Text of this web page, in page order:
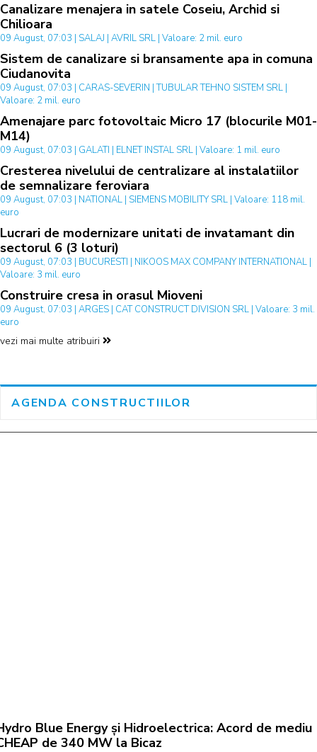
Canalizare menajera in satele Coseiu, Archid si
Chilioara
09 August, 07:03 | SALAJ | AVRIL SRL | Valoare: 2 mil. euro
Sistem de canalizare si bransamente apa in comuna
Ciudanovita
09 August, 07:03 | CARAS-SEVERIN | TUBULAR TEHNO SISTEM SRL |
Valoare: 2 mil. euro
Amenajare parc fotovoltaic Micro 17 (blocurile M01-
M14)
09 August, 07:03 | GALATI | ELNET INSTAL SRL | Valoare: 1 mil. euro
Cresterea nivelului de centralizare al instalatiilor
de semnalizare feroviara
09 August, 07:03 | NATIONAL | SIEMENS MOBILITY SRL | Valoare: 118 mil.
euro
Lucrari de modernizare unitati de invatamant din
sectorul 6 (3 loturi)
09 August, 07:03 | BUCURESTI | NIKOOS MAX COMPANY INTERNATIONAL |
Valoare: 3 mil. euro
Construire cresa in orasul Mioveni
09 August, 07:03 | ARGES | CAT CONSTRUCT DIVISION SRL | Valoare: 3 mil.
euro
vezi mai multe atribuiri
AGENDA CONSTRUCTIILOR
Blue Energy și Hidroelectrica: Acord de mediu
de 340 MW la Bicaz